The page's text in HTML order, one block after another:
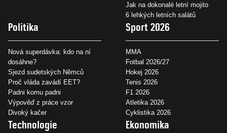
Jak na dokonalé letní mojito
6 lehkých letních salátů
Politika
Nová superdávka: kdo na ní
dosáhne?
Sjezd sudetských Němců
Proč vláda zavádí EET?
Padni komu padni
Výpověď z práce vzor
Divoký kačer
Sport 2026
MMA
Fotbal 2026/27
Hokej 2026
Tenis 2026
F1 2026
Atletika 2026
Cyklistika 2026
Technologie Ekonomika